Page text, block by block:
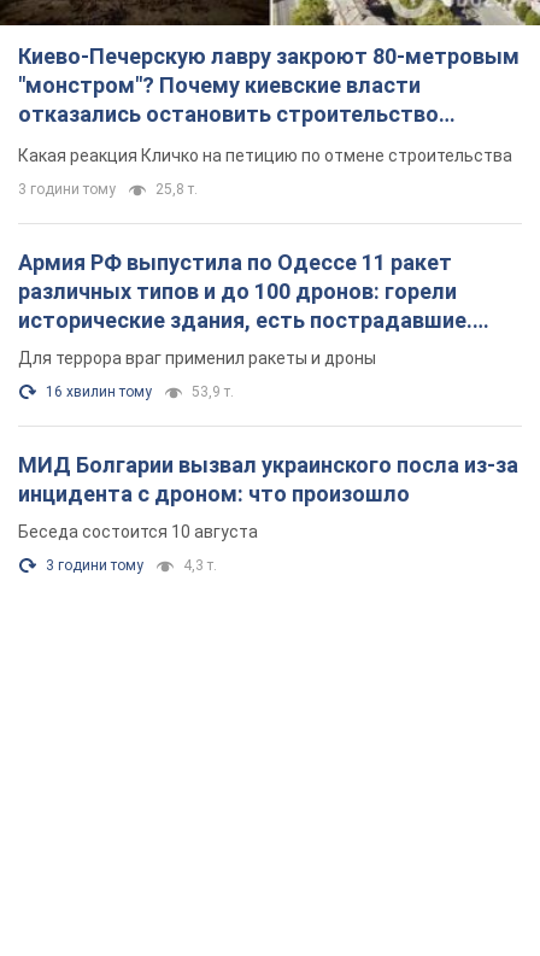
Армия РФ выпустила по Одессе 11 ракет
различных типов и до 100 дронов: горели
исторические здания, есть пострадавшие.
Фото и видео
Для террора враг применил ракеты и дроны
16 хвилин тому 53,9 т.
МИД Болгарии вызвал украинского посла из-за
инцидента с дроном: что произошло
Беседа состоится 10 августа
3 години тому 4,3 т.